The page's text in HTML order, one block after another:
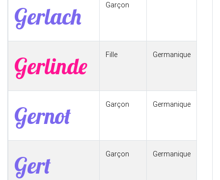
Gerlach Garçon
Gerlinde Fille Germanique
Gernot Garçon Germanique
Gert Garçon Germanique